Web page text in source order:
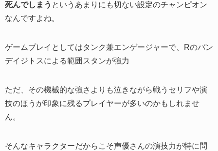
死んでしまう というあまりにも切ない設定のチャンピオン
なんですよね。
ゲームプレイとしてはタンク兼エンゲージャーで、Rのバン
デイジトスによる範囲スタンが強力
ただ、その機械的な強さよりも泣きながら戦うセリフや演
技のほうが印象に残るプレイヤーが多いのかもしれませ
ん。
そんなキャラクターだからこそ声優さんの演技力が特に問